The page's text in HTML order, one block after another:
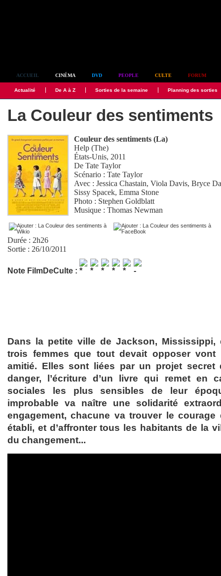
ACCUEIL CINÉMA DVD PEOPLE CULTE FORUM
Actualité De A à Z Sorties de la semaine Planning des sorties
La Couleur des sentiments
Couleur des sentiments (La)
Help (The)
États-Unis, 2011
DeTate Taylor
Scénario :Tate Taylor
Avec :Jessica Chastain,Viola Davis,Bryce
Sissy Spacek,Emma Stone
Photo : Stephen Goldblatt
Musique :Thomas Newman
Durée : 2h26
Sortie : 26/10/2011
Note FilmDeCulte :
Dans la petite ville de Jackson, Mississippi,
trois femmes que tout devait opposer vont
amitié. Elles sont liées par un projet
danger, l’écriture d’un livre qui remet en
sociales les plus sensibles de leur
improbable va naître une solidarité
engagement, chacune va trouver le courage
établi, et d’affronter tous les habitants de la
du changement...